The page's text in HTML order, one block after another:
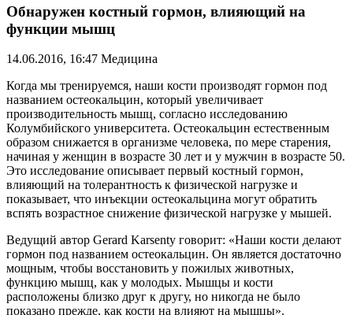
Обнаружен костный гормон, влияющий на
функции мышц
14.06.2016, 16:47 Медицина
Когда мы тренируемся, наши кости производят гормон под
названием остеокальцин, который увеличивает
производительность мышц, согласно исследованию
Колумбийского университета. Остеокальцин естественным
образом снижается в организме человека, по мере старения,
начиная у женщин в возрасте 30 лет и у мужчин в возрасте 50.
Это исследование описывает первый костный гормон,
влияющий на толерантность к физической нагрузке и
показывает, что инъекции остеокальцина могут обратить
вспять возрастное снижение физической нагрузке у мышей.
Ведущий автор Gerard Karsenty говорит: «Наши кости делают
гормон под названием остеокальцин. Он является достаточно
мощным, чтобы восстановить у пожилых животных,
функцию мышц, как у молодых. Мышцы и кости
расположены близко друг к другу, но никогда не было
показано прежде, как кости на влияют на мышцы».